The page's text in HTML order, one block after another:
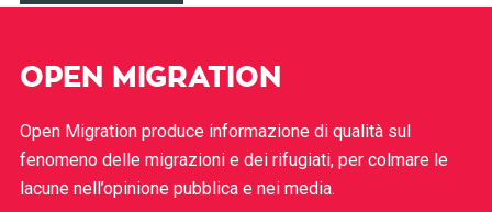
OPEN MIGRATION
Open Migration produce informazione di qualità sul
fenomeno delle migrazioni e dei rifugiati, per colmare le
lacune nell’opinione pubblica e nei media.